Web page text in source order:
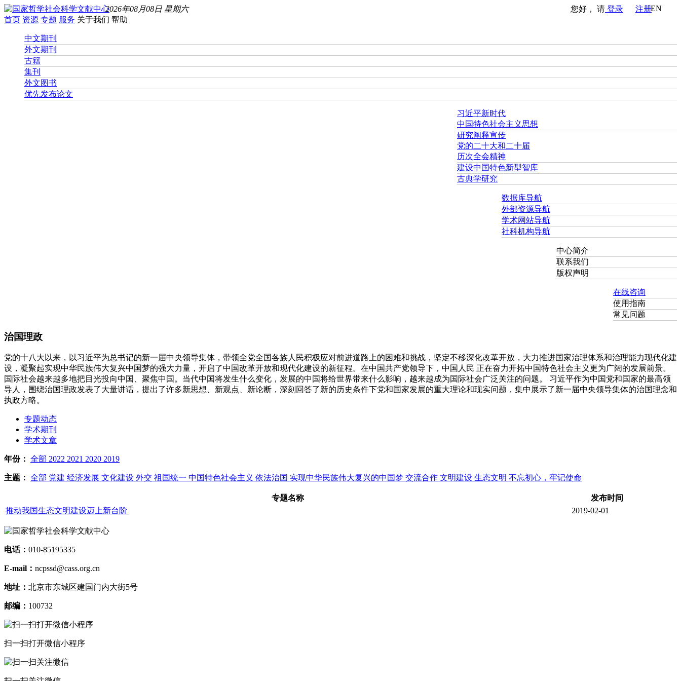
您好， 请 登录 注册EN
2026年08月08日 星期六
首页 资源 专题 服务 关于我们 帮助
中文期刊
外文期刊
古籍
集刊
外文图书
优先发布论文
习近平新时代
中国特色社会主义思想
研究阐释宣传
党的二十大和二十届
历次全会精神
建设中国特色新型智库
古典学研究
数据库导航
外部资源导航
学术网站导航
社科机构导航
中心简介
联系我们
版权声明
在线咨询
使用指南
常见问题
治国理政
党的十八大以来，以习近平为总书记的新一届中央领导集体，带领全党全国各族人民积极应对前进道路上的困难和挑战，坚定不移深化改革开放，大力推进国家治理体系和治理能力现代化建
设，凝聚起实现中华民族伟大复兴中国梦的强大力量，开启了中国改革开放和现代化建设的新征程。在中国共产党领导下，中国人民 正在奋力开拓中国特色社会主义更为广阔的发展前景。
国际社会越来越多地把目光投向中国、聚焦中国。当代中国将发生什么变化，发展的中国将给世界带来什么影响，越来越成为国际社会广泛关注的问题。 习近平作为中国党和国家的最高领
导人，围绕治国理政发表了大量讲话，提出了许多新思想、新观点、新论断，深刻回答了新的历史条件下党和国家发展的重大理论和现实问题，集中展示了新一届中央领导集体的治国理念和
执政方略。
专题动态
学术期刊
学术文章
年份： 全部 2022 2021 2020 2019
主题： 全部 党建 经济发展 文化建设 外交 祖国统一 中国特色社会主义 依法治国 实现中华民族伟大复兴的中国梦 交流合作 文明建设 生态文明 不忘初心，牢记使命
专题名称
发布时间
推动我国生态文明建设迈上新台阶
2019-02-01
电话： 010-85195335
E-mail： ncpssd@cass.org.cn
地址： 北京市东城区建国门内大街5号
邮编： 100732
扫一扫打开微信小程序